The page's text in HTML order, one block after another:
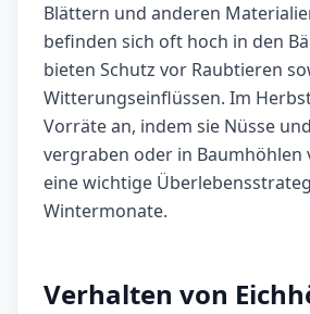
Blättern und anderen
befinden sich oft hoch in den
bieten Schutz vor Raubtieren
Witterungseinflüssen. Im
Vorräte an, indem sie Nüsse
vergraben oder in Baumhöhlen
eine wichtige
Wintermonate.
Verhalten von